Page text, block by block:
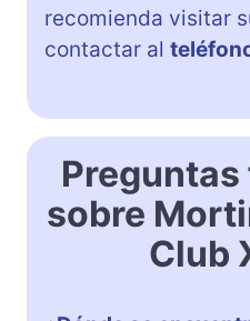
recomienda visitar
contactar al
sobre
Club